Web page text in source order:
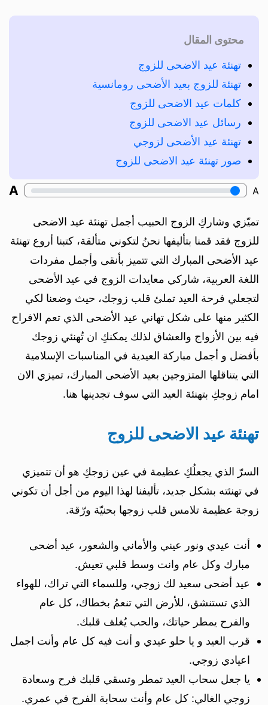
محتوى المقال
تهنئة عيد الاضحى للزوج
تهنئة للزوج بعيد الأضحى رومانسية
كلمات عيد الاضحى للزوج
رسائل عيد الاضحى للزوج
تهنئة عيد الأضحى لزوجي
صور تهنئة عيد الاضحى للزوج
A
A
تميّزي وشاركِ الزوج الحبيب أجمل تهنئة عيد الاضحى
للزوج فقد قمنا بتأليفها نحنُ لتكوني متألقة، كتبنا أروع تهنئة
عيد الأضحى المبارك التي تتميز بأنقى وأجمل مفردات
اللغة العربية، شاركي معايدات الزوج في عيد الأضحى
لتجعلي فرحة العيد تملئ قلب زوجك، حيث وضعنا لكي
الكثير منها على شكل تهاني عيد الأضحى الذي تعم الافراح
فيه بين الأزواج والعشاق لذلك يمكنكِ ان تُهنئي زوجك
بأفضل و أجمل مباركة العيدية في المناسبات الإسلامية
التي يتناقلها المتزوجين بعيد الأضحى المبارك، تميزي الان
امام زوجكِ بتهنئة العيد التي سوف تجدينها هنا.
تهنئة عيد الاضحى للزوج
السرّ الذي يجعلُكِ عظيمة في عين زوجكِ هو أن تتميزي
في تهنئته بشكل جديد، تأليفنا لهذا اليوم من أجل أن تكوني
زوجة عظيمة تلامس قلب زوجها بحنيّة ورّقة.
أنت عيدي ونور عيني والأماني والشعور، عيد أضحى
مبارك وكل عام وانت وسط قلبي تعيش.
عيد أضحى سعيد لك زوجي، وللسماء التي تراك، للهواء
الذي تستنشق، للأرض التي تنعمُ بخطاك، كل عام
والفرح يمطر حياتك، والحب يُغلف قلبك.
قرب العيد و يا حلو عيدي و أنت فيه كل عام وأنت اجمل
اعيادي زوجي.
يا جعل سحاب العيد تمطر وتسقي قلبك فرح وسعادة
زوجي الغالي: كل عام وأنت سحابة الفرح في عمري.